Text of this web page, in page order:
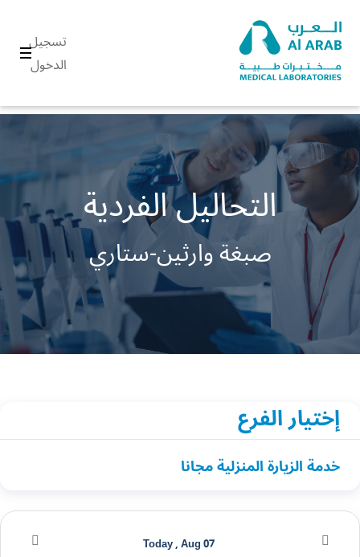
تسجيل
الدخول
التحاليل الفردية
صبغة وارثين‑ستاري
إختيار الفرع
خدمة الزيارة المنزلية مجانا